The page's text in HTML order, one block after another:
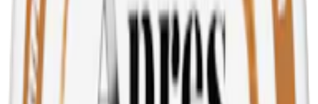
Snustyp:
Torrhet:
Styrka
normalstarkt vitt snus
Format/storlek:
slim